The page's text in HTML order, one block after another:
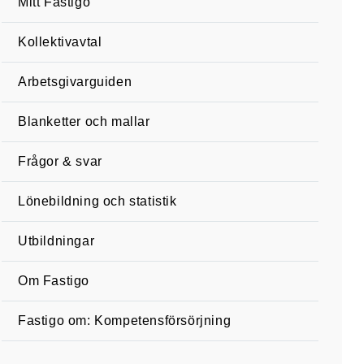
Kollektivavtal
Arbetsgivarguiden
Blanketter och mallar
Frågor & svar
Lönebildning och statistik
Utbildningar
Om Fastigo
Fastigo om: Kompetensförsörjning